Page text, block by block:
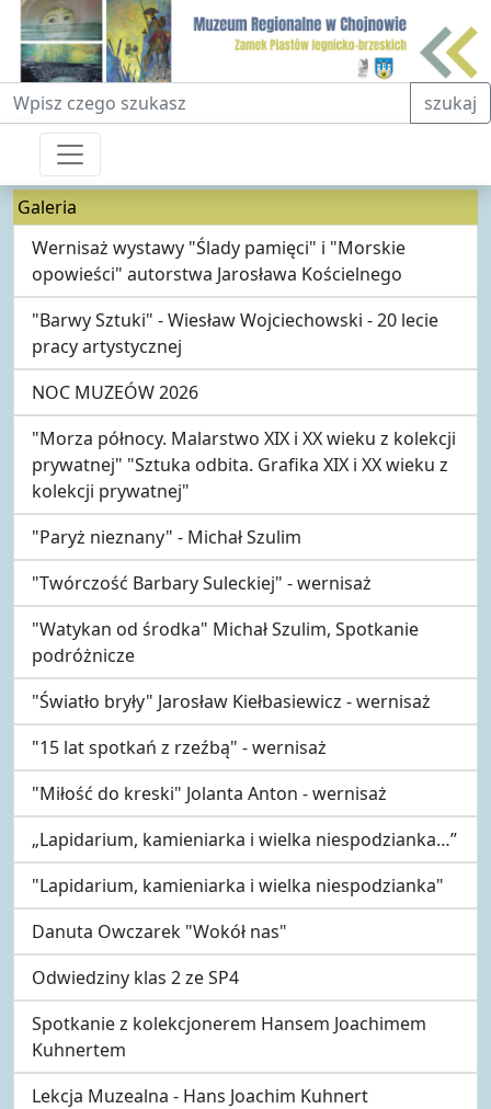
Fraza do wyszukiwania szukaj
Galeria
Wernisaż wystawy "Ślady pamięci" i "Morskie
opowieści" autorstwa Jarosława Kościelnego
"Barwy Sztuki" - Wiesław Wojciechowski - 20 lecie
pracy artystycznej
NOC MUZEÓW 2026
"Morza północy. Malarstwo XIX i XX wieku z kolekcji
prywatnej" "Sztuka odbita. Grafika XIX i XX wieku z
kolekcji prywatnej"
"Paryż nieznany" - Michał Szulim
"Twórczość Barbary Suleckiej" - wernisaż
"Watykan od środka" Michał Szulim, Spotkanie
podróżnicze
"Światło bryły" Jarosław Kiełbasiewicz - wernisaż
"15 lat spotkań z rzeźbą" - wernisaż
"Miłość do kreski" Jolanta Anton - wernisaż
„Lapidarium, kamieniarka i wielka niespodzianka…”
"Lapidarium, kamieniarka i wielka niespodzianka"
Danuta Owczarek "Wokół nas"
Odwiedziny klas 2 ze SP4
Spotkanie z kolekcjonerem Hansem Joachimem
Kuhnertem
Lekcja Muzealna - Hans Joachim Kuhnert